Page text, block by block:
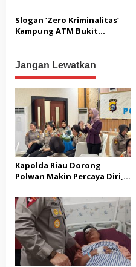
Tak Kenal Lelah
Slogan ‘Zero Kriminalitas’
Kampung ATM Bukit
Sekadar Gimmick
Seremonial
Jangan Lewatkan
Kapolda Riau Dorong
Polwan Makin Percaya Diri,
Public Speaking